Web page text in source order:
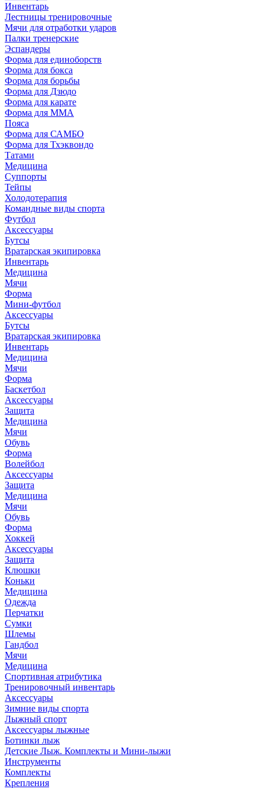
Инвентарь
Лестницы тренировочные
Мячи для отработки ударов
Палки тренерские
Эспандеры
Форма для единоборств
Форма для бокса
Форма для борьбы
Форма для Дзюдо
Форма для карате
Форма для MMA
Пояса
Форма для САМБО
Форма для Тхэквондо
Татами
Медицина
Суппорты
Тейпы
Холодотерапия
Командные виды спорта
Футбол
Аксессуары
Бутсы
Вратарская экипировка
Инвентарь
Медицина
Мячи
Форма
Мини-футбол
Аксессуары
Бутсы
Вратарская экипировка
Инвентарь
Медицина
Мячи
Форма
Баскетбол
Аксессуары
Защита
Медицина
Мячи
Обувь
Форма
Волейбол
Аксессуары
Защита
Медицина
Мячи
Обувь
Форма
Хоккей
Аксессуары
Защита
Клюшки
Коньки
Медицина
Одежда
Перчатки
Сумки
Шлемы
Гандбол
Мячи
Медицина
Спортивная атрибутика
Тренировочный инвентарь
Аксессуары
Зимние виды спорта
Лыжный спорт
Аксессуары лыжные
Ботинки лыж
Детские Лыж. Комплекты и Мини-лыжи
Инструменты
Комплекты
Крепления